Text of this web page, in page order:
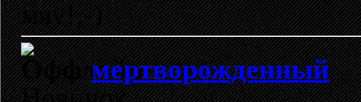
мяу!;-)
мертворождeнный